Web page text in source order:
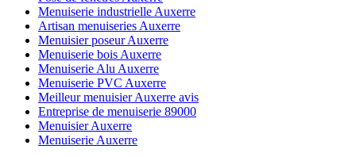
Menuiserie industrielle Auxerre
Artisan menuiseries Auxerre
Menuisier poseur Auxerre
Menuiserie bois Auxerre
Menuiserie Alu Auxerre
Menuiserie PVC Auxerre
Meilleur menuisier Auxerre avis
Entreprise de menuiserie 89000
Menuisier Auxerre
Menuiserie Auxerre